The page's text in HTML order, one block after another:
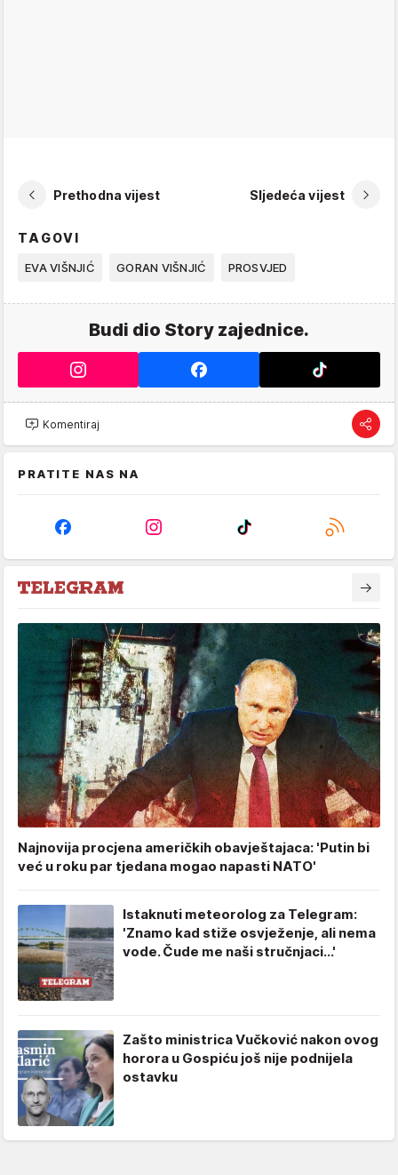
Prethodna vijest Sljedeća vijest
TAGOVI
EVA VIŠNJIĆ GORAN VIŠNJIĆ PROSVJED
Budi dio Story zajednice.
Komentiraj
PRATITE NAS NA
Najnovija procjena američkih obavještajaca: 'Putin bi
već u roku par tjedana mogao napasti NATO'
Istaknuti meteorolog za Telegram:
'Znamo kad stiže osvježenje, ali nema
vode. Čude me naši stručnjaci...'
Zašto ministrica Vučković nakon ovog
horora u Gospiću još nije podnijela
ostavku